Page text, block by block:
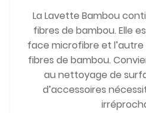
La Lavette Bambou
fibres de bambou. Elle
face microfibre et
fibres de bambou.
au nettoyage de
d’accessoires